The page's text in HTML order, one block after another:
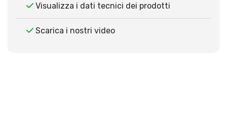
Visualizza i dati tecnici dei prodotti
Scarica i nostri video